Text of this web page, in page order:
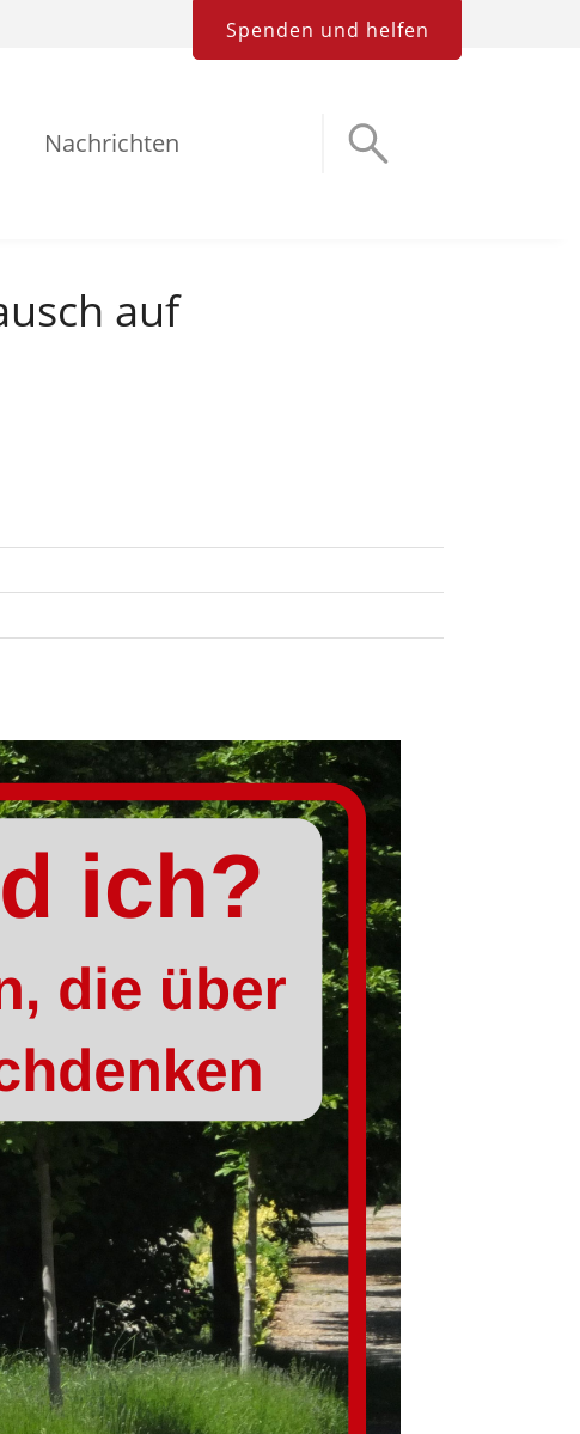
Spenden und helfen
Nachrichten
auf